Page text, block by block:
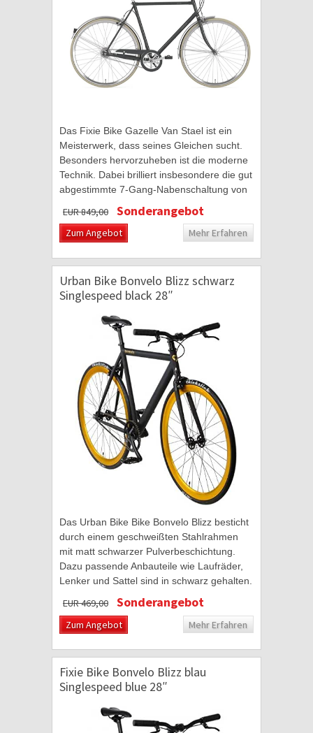
Das Fixie Bike Gazelle Van Stael ist ein
Meisterwerk, dass seines Gleichen sucht.
Besonders hervorzuheben ist die moderne
Technik. Dabei brilliert insbesondere die gut
abgestimmte 7-Gang-Nabenschaltung von
Shimano Nexus. Diese überzeugt mit
einer...
EUR 849,00 Sonderangebot
Zum Angebot Mehr Erfahren
Urban Bike Bonvelo Blizz schwarz
Singlespeed black 28″
Das Urban Bike Bike Bonvelo Blizz besticht
durch einem geschweißten Stahlrahmen
mit matt schwarzer Pulverbeschichtung.
Dazu passende Anbauteile wie Laufräder,
Lenker und Sattel sind in schwarz gehalten.
Ebenso wie der Schriftzug und das Logo...
EUR 469,00 Sonderangebot
Zum Angebot Mehr Erfahren
Fixie Bike Bonvelo Blizz blau
Singlespeed blue 28″